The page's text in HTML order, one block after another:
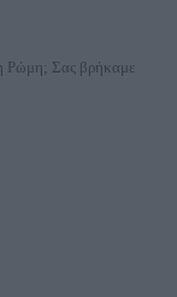
Ρώμη; Σας βρήκαμε